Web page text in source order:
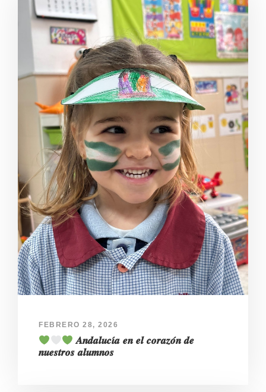
FEBRERO 28, 2026
𝑨𝒏𝒅𝒂𝒍𝒖𝒄𝜾́𝒂 𝒆𝒏 𝒆𝒍 𝒄𝒐𝒓𝒂𝒛𝒐́𝒏 𝒅𝒆
𝒏𝒖𝒆𝒔𝒕𝒓𝒐𝒔 𝒂𝒍𝒖𝒎𝒏𝒐𝒔